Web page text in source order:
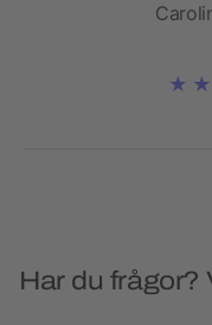
Har du frågor?